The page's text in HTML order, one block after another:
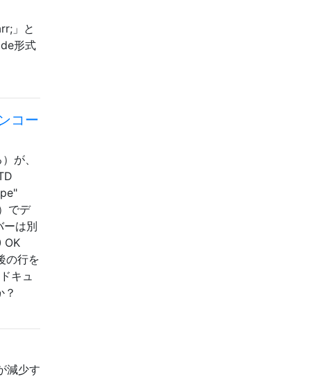
」と
形式
コー
が、
でデ
ーは別
OK
の行を
キュ
減少す